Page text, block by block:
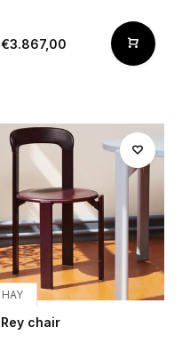
€3.867,00
HAY
Rey chair